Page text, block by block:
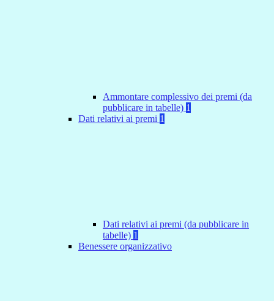
Ammontare complessivo dei premi (da
pubblicare in tabelle) 1
Dati relativi ai premi 1
Dati relativi ai premi (da pubblicare in
tabelle) 1
Benessere organizzativo